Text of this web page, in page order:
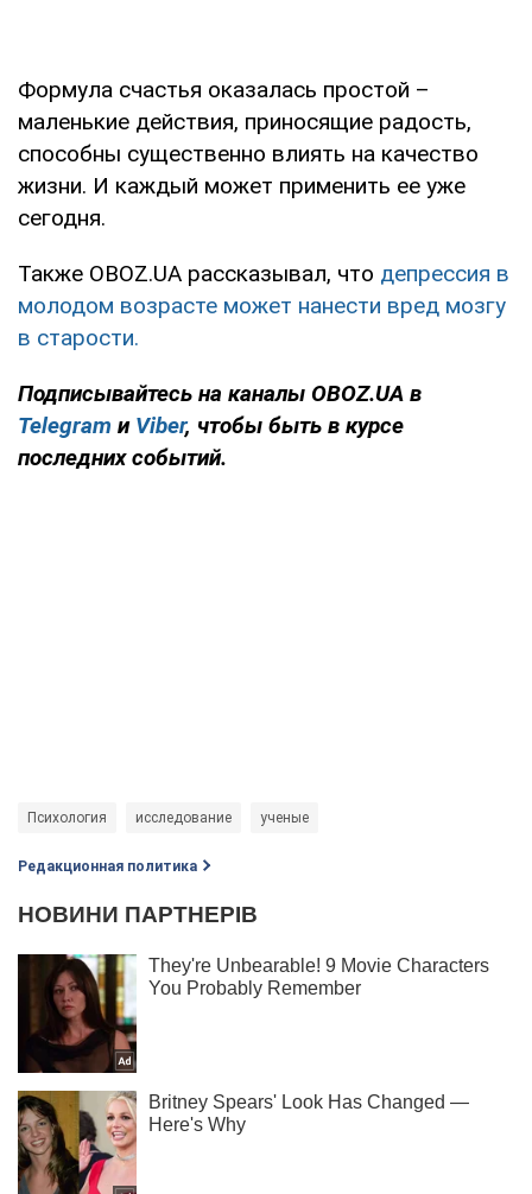
Формула счастья оказалась простой –
маленькие действия, приносящие радость,
способны существенно влиять на качество
жизни. И каждый может применить ее уже
сегодня.
Также OBOZ.UA рассказывал, что депрессия в
молодом возрасте может нанести вред мозгу
в старости.
Подписывайтесь на каналы OBOZ.UA в
Telegram и Viber, чтобы быть в курсе
последних событий.
Психология исследование ученые
Редакционная политика